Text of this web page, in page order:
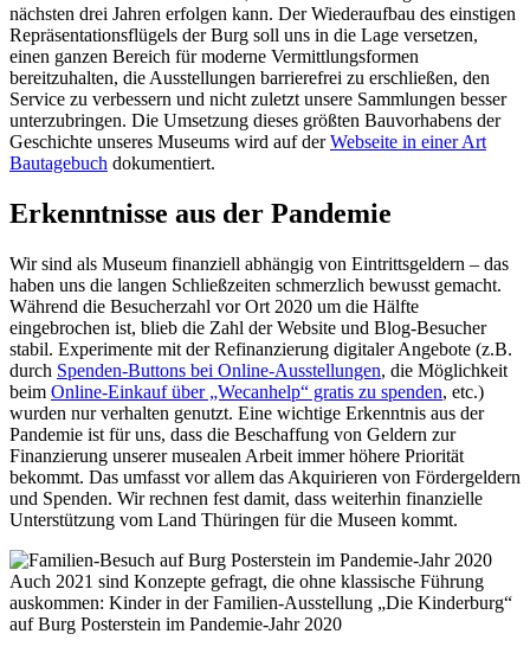
nächsten drei Jahren erfolgen kann. Der Wiederaufbau des einstigen
Repräsentationsflügels der Burg soll uns in die Lage versetzen,
einen ganzen Bereich für moderne Vermittlungsformen
bereitzuhalten, die Ausstellungen barrierefrei zu erschließen, den
Service zu verbessern und nicht zuletzt unsere Sammlungen besser
unterzubringen. Die Umsetzung dieses größten Bauvorhabens der
Geschichte unseres Museums wird auf derWebseite in einer Art
Bautagebuch dokumentiert.
Erkenntnisse aus der Pandemie
Wir sind als Museum finanziell abhängig von Eintrittsgeldern – das
haben uns die langen Schließzeiten schmerzlich bewusst gemacht.
Während die Besucherzahl vor Ort 2020 um die Hälfte
eingebrochen ist, blieb die Zahl der Website und Blog-Besucher
stabil. Experimente mit der Refinanzierung digitaler Angebote (z.B.
durch Spenden-Buttons bei Online-Ausstellungen, die Möglichkeit
beim Online-Einkauf über „Wecanhelp“ gratis zu spenden, etc.)
wurden nur verhalten genutzt. Eine wichtige Erkenntnis aus der
Pandemie ist für uns, dass die Beschaffung von Geldern zur
Finanzierung unserer musealen Arbeit immer höhere Priorität
bekommt. Das umfasst vor allem das Akquirieren von Fördergeldern
und Spenden. Wir rechnen fest damit, dass weiterhin finanzielle
Unterstützung vom Land Thüringen für die Museen kommt.
Auch 2021 sind Konzepte gefragt, die ohne klassische Führung
auskommen: Kinder in der Familien-Ausstellung „Die Kinderburg“
auf Burg Posterstein im Pandemie-Jahr 2020